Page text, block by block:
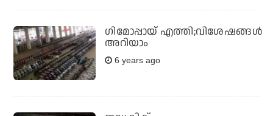
ഗിമോപ്പായ് എത്തി;വിശേഷങ്ങള്‍
അറിയാം
6 years ago